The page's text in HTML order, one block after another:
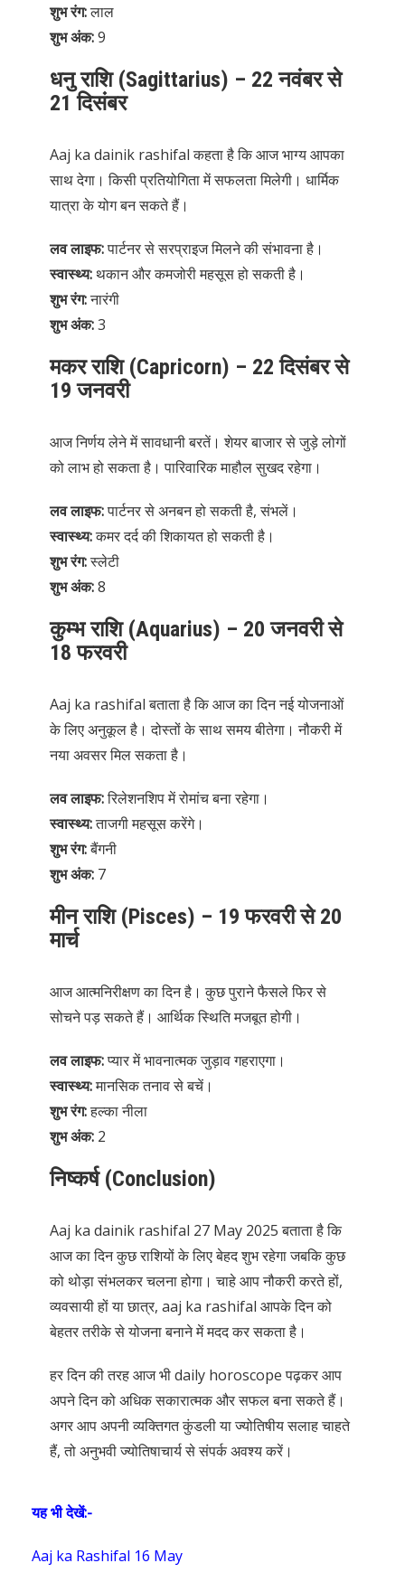
शुभ रंग:लाल
शुभ अंक:9
धनु राशि (Sagittarius) – 22 नवंबर से
21 दिसंबर
Aaj ka dainik rashifal कहता है कि आज भाग्य आपका
साथ देगा। किसी प्रतियोगिता में सफलता मिलेगी। धार्मिक
यात्रा के योग बन सकते हैं।
लव लाइफ:पार्टनर से सरप्राइज मिलने की संभावना है।
स्वास्थ्य:थकान और कमजोरी महसूस हो सकती है।
शुभ रंग:नारंगी
शुभ अंक:3
मकर राशि (Capricorn) – 22 दिसंबर से
19 जनवरी
आज निर्णय लेने में सावधानी बरतें। शेयर बाजार से जुड़े लोगों
को लाभ हो सकता है। पारिवारिक माहौल सुखद रहेगा।
लव लाइफ:पार्टनर से अनबन हो सकती है, संभलें।
स्वास्थ्य:कमर दर्द की शिकायत हो सकती है।
शुभ रंग:स्लेटी
शुभ अंक:8
कुम्भ राशि (Aquarius) – 20 जनवरी से
18 फरवरी
Aaj ka rashifal बताता है कि आज का दिन नई योजनाओं
के लिए अनुकूल है। दोस्तों के साथ समय बीतेगा। नौकरी में
नया अवसर मिल सकता है।
लव लाइफ:रिलेशनशिप में रोमांच बना रहेगा।
स्वास्थ्य:ताजगी महसूस करेंगे।
शुभ रंग:बैंगनी
शुभ अंक: 7
मीन राशि (Pisces) – 19 फरवरी से 20
मार्च
आज आत्मनिरीक्षण का दिन है। कुछ पुराने फैसले फिर से
सोचने पड़ सकते हैं। आर्थिक स्थिति मजबूत होगी।
लव लाइफ:प्यार में भावनात्मक जुड़ाव गहराएगा।
स्वास्थ्य:मानसिक तनाव से बचें।
शुभ रंग:हल्का नीला
शुभ अंक: 2
निष्कर्ष (Conclusion)
Aaj ka dainik rashifal 27 May 2025 बताता है कि
आज का दिन कुछ राशियों के लिए बेहद शुभ रहेगा जबकि कुछ
को थोड़ा संभलकर चलना होगा। चाहे आप नौकरी करते हों,
व्यवसायी हों या छात्र, aaj ka rashifal आपके दिन को
बेहतर तरीके से योजना बनाने में मदद कर सकता है।
हर दिन की तरह आज भी daily horoscope पढ़कर आप
अपने दिन को अधिक सकारात्मक और सफल बना सकते हैं।
अगर आप अपनी व्यक्तिगत कुंडली या ज्योतिषीय सलाह चाहते
हैं, तो अनुभवी ज्योतिषाचार्य से संपर्क अवश्य करें।
यह भी देखें:-
Aaj ka Rashifal 16 May